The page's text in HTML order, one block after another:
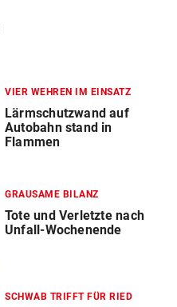
VIER WEHREN IM EINSATZ
Lärmschutzwand auf
Autobahn stand in
Flammen
GRAUSAME BILANZ
Tote und Verletzte nach
Unfall-Wochenende
SCHWAB TRIFFT FÜR RIED